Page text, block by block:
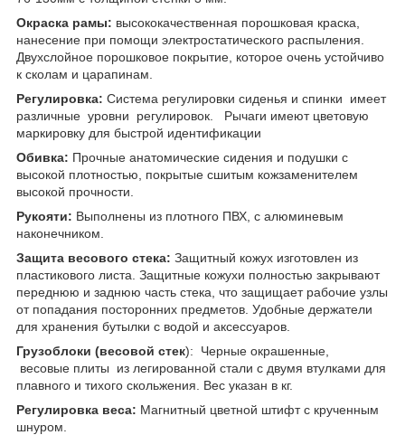
Окраска рамы: высококачественная порошковая краска,
нанесение при помощи электростатического распыления.
Двухслойное порошковое покрытие, которое очень устойчиво
к сколам и царапинам.
Регулировка: Система регулировки сиденья и спинки имеет
различные уровни регулировок. Рычаги имеют цветовую
маркировку для быстрой идентификации
Обивка: Прочные анатомические сидения и подушки с
высокой плотностью, покрытые сшитым кожзаменителем
высокой прочности.
Рукояти: Выполнены из плотного ПВХ, с алюминевым
наконечником.
Защита весового стека: Защитный кожух изготовлен из
пластикового листа. Защитные кожухи полностью закрывают
переднюю и заднюю часть стека, что защищает рабочие узлы
от попадания посторонних предметов. Удобные держатели
для хранения бутылки с водой и аксессуаров.
Грузоблоки (весовой стек): Черные окрашенные,
весовые плиты из легированной стали с двумя втулками для
плавного и тихого скольжения. Вес указан в ​​кг.
Регулировка веса: Магнитный цветной штифт с крученным
шнуром.